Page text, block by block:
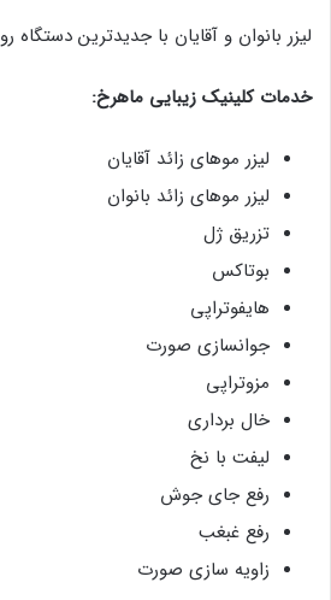
لیزر بانوان و آقایان با جدیدترین دستگاه روز
خدمات کلینیک زیبایی ماهرخ:
لیزر موهای زائد آقایان
لیزر موهای زائد بانوان
تزریق ژل
بوتاکس
هایفوتراپی
جوانسازی صورت
مزوتراپی
خال برداری
لیفت با نخ
رفع جای جوش
رفع غبغب
زاویه سازی صورت